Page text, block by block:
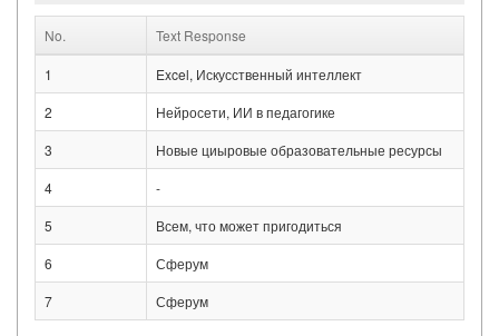
No. Text Response
1
Excel, Искусственный интеллект
2
Нейросети, ИИ в педагогике
3
Новые циыровые образовательные ресурсы
4
-
5
Всем, что может пригодиться
6
Сферум
7
Сферум